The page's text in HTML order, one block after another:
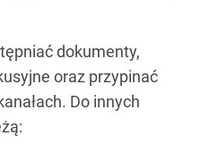
dokumenty,
oraz przypinać
Do innych